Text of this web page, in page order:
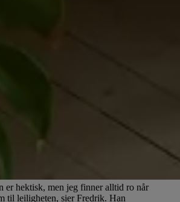
er hektisk, men jeg finner alltid ro når
til leiligheten, sier Fredrik. Han